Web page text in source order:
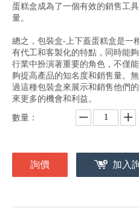
蛋糕盒成為了一個有效的銷售工
量。
總之，包裝盒-上下蓋蛋糕盒是一
有代工和客製化的特點，同時能
行業中扮演著重要的角色，不僅
夠提高產品的知名度和銷售量。
過這種包裝盒來展示和銷售他們
來更多的機會和利益。
數量：
詢價 加入